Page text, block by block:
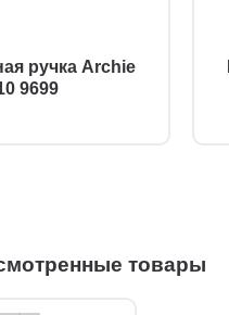
ручка Archie
9699
товары